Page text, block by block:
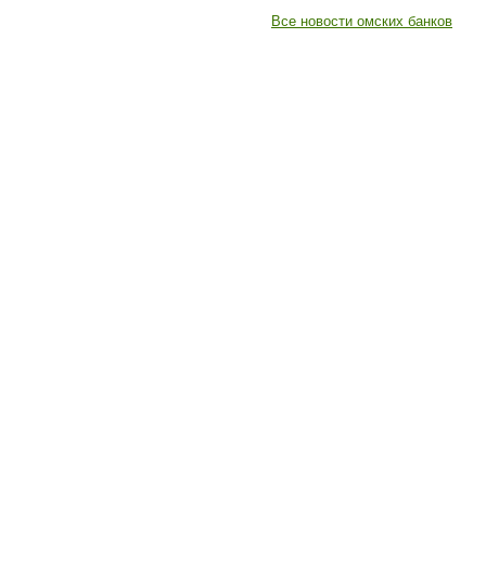
Все новости омских банков